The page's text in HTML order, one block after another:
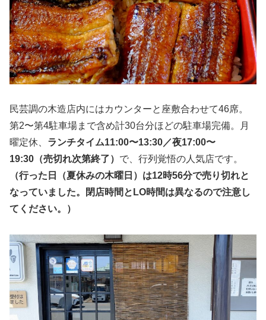
民芸調の木造店内にはカウンターと座敷合わせて46席。
第2〜第4駐車場まで含め計30台分ほどの駐車場完備。月
曜定休、 ランチタイム11:00〜13:30／夜17:00〜
19:30（売切れ次第終了） で、行列覚悟の人気店です。
（行った日（夏休みの木曜日）は12時56分で売り切れと
なっていました。閉店時間とLO時間は異なるので注意し
てください。）